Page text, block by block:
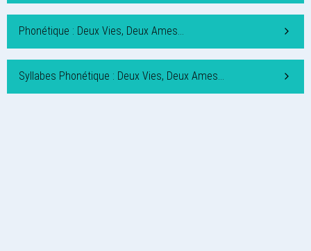
Phonétique : Deux Vies, Deux Ames…
Syllabes Phonétique : Deux Vies, Deux Ames…